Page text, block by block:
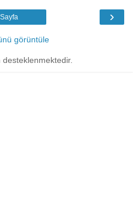
›
görüntüle